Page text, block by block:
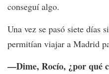
conseguí algo.
Una vez se pasó siete días
permitían viajar a Madrid
—Dime, Rocío, ¿por qué